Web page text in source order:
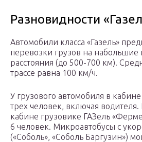
Разновидности
Автомобили класса «Газель»
перевозки грузов на набольшие
расстояния (до 500-700 км).
трассе равна 100 км/ч.
У грузового автомобиля в
трех человек, включая
кабине грузовике ГАЗель
6 человек. Микроавтобусы с
(«Соболь», «Соболь Баргузин»)